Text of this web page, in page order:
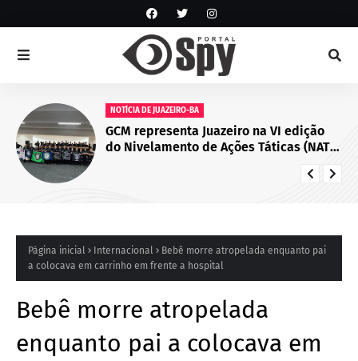
NOTÍCIAS
Juazeiro sedia primeiro encontro do
Cegras e fortalece integração da saúde
Página inicial Internacional
Bebê morre atropelada enquanto pai
a colocava em carrinho em frente a hospital
Bebê morre atropelada
enquanto pai a colocava em